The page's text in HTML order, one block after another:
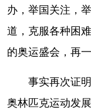
地方频道
北京
浙江
办，举国关注，
道，克服各种困
的奥运盛会，再
事实再次证明
奥林匹克运动发